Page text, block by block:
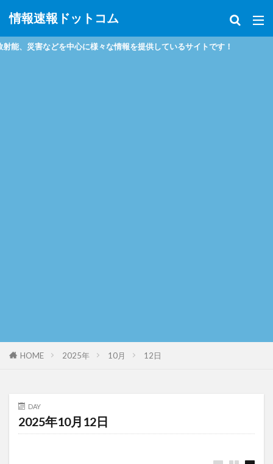
情報速報ドットコム
災害などを中心に様々な情報を提供しているサイトです！
HOME 2025年 10月 12日
DAY
2025年10月12日